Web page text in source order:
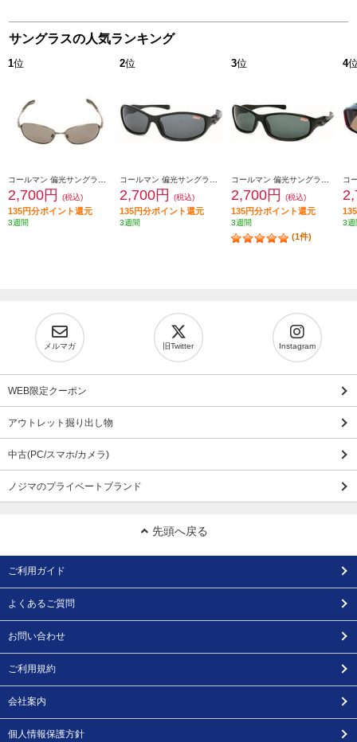
サングラスの人気ランキング
1位
2,700円 (税込)
135円分ポイント還元
3週間
2位
2,700円 (税込)
135円分ポイント還元
3週間
3位
2,700円 (税込)
135円分ポイント還元
3週間
(1件)
4
3週
メルマガ 旧Twitter Instagram
WEB限定クーポン
アウトレット掘り出し物
中古(PC/スマホ/カメラ)
ノジマのプライベートブランド
先頭へ戻る
ご利用ガイド
よくあるご質問
お問い合わせ
ご利用規約
会社案内
個人情報保護方針